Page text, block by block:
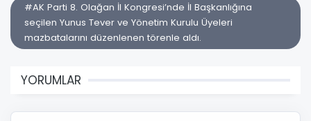
#AK Parti 8. Olağan İl Kongresi’nde İl Başkanlığına
seçilen Yunus Tever ve Yönetim Kurulu Üyeleri
mazbatalarını düzenlenen törenle aldı.
YORUMLAR